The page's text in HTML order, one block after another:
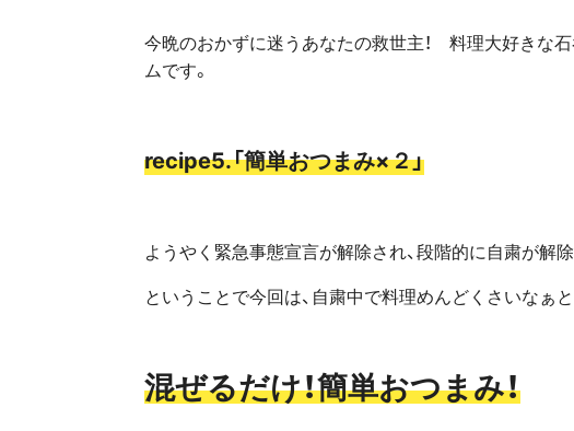
今晩のおかずに迷うあなたの救世主！ 料理大好きな
ムです。
recipe5.「簡単おつまみ×２」
ようやく緊急事態宣言が解除され、段階的に自粛が解
ということで今回は、自粛中で料理めんどくさいなぁ
混ぜるだけ！簡単おつまみ！